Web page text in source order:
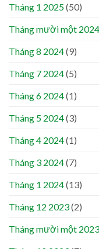
Tháng 1 2025(50)
Tháng mười một 2024
Tháng 8 2024(9)
Tháng 7 2024(5)
Tháng 6 2024(1)
Tháng 5 2024(3)
Tháng 4 2024(1)
Tháng 3 2024(7)
Tháng 1 2024(13)
Tháng 12 2023(2)
Tháng mười một 2023